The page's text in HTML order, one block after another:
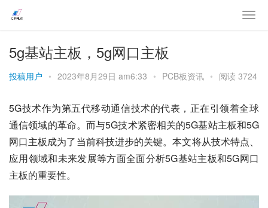
5g基站主板，5g网口主板
投稿用户 • 2023年8月29日 am6:33 • PCB板资讯 • 阅读 3724
5G技术作为第五代移动通信技术的代表，正在引领着全球
通信领域的革命。而与5G技术紧密相关的5G基站主板和5G
网口主板成为了当前科技进步的关键。本文将从技术特点、
应用领域和未来发展等方面全面分析5G基站主板和5G网口
主板的重要性。